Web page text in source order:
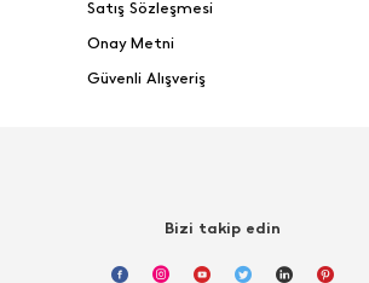
Satış Sözleşmesi
Onay Metni
Güvenli Alışveriş
Bizi takip edin